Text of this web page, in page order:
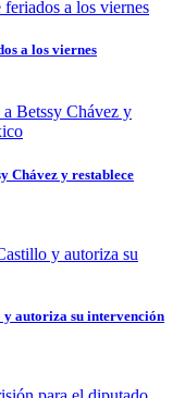
a los viernes
Chávez y restablece
autoriza su intervención